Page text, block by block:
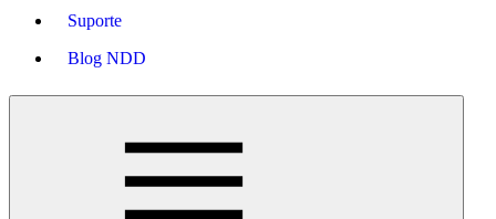
Suporte
Blog NDD